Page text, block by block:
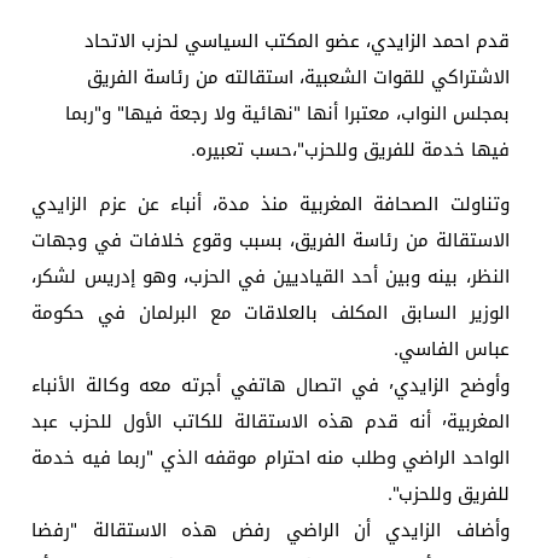
قدم احمد الزايدي، عضو المكتب السياسي لحزب الاتحاد
الاشتراكي للقوات الشعبية، استقالته من رئاسة الفريق
بمجلس النواب، معتبرا أنها "نهائية ولا رجعة فيها" و"ربما
فيها خدمة للفريق وللحزب"،حسب تعبيره.
وتناولت الصحافة المغربية منذ مدة، أنباء عن عزم الزايدي
الاستقالة من رئاسة الفريق، بسبب وقوع خلافات في وجهات
النظر، بينه وبين أحد القياديين في الحزب، وهو إدريس لشكر،
الوزير السابق المكلف بالعلاقات مع البرلمان في حكومة
عباس الفاسي.
وأوضح الزايدي٬ في اتصال هاتفي أجرته معه وكالة الأنباء
المغربية٬ أنه قدم هذه الاستقالة للكاتب الأول للحزب عبد
الواحد الراضي وطلب منه احترام موقفه الذي "ربما فيه خدمة
للفريق وللحزب".
وأضاف الزايدي أن الراضي رفض هذه الاستقالة "رفضا